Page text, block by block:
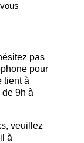
pas
pour
tient à
9h à
veuillez
à